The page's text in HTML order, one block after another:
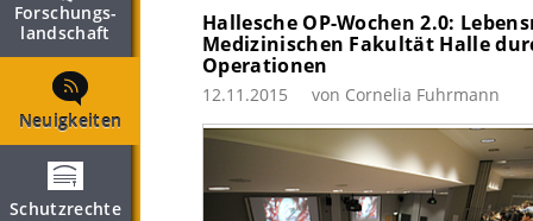
Forschungs­
landschaft
Neuigkeiten
Schutzrechte
Hallesche OP-Wochen 2.0:
Medizinischen Fakultät Halle
Operationen
12.11.2015 von Cornelia Fuhrmann